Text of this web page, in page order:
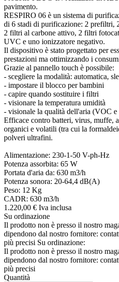
pavimento.
RESPIRO 06 è un sistema di
di 6 stadi di purificazione: 2 prefiltri,
2 filtri al carbone attivo, 2 filtri
UVC e uno ionizzatore negativo.
Il dispositivo è stato progettato per
prestazioni ma ottimizzando i
Grazie al pannello touch è possibile:
- scegliere la modalità: automatica,
- impostare il blocco per bambini
- capire quando sostituire i filtri
- visionare la temperatura umidità
- visionale la qualità dell'aria (VOC
Efficace contro batteri, virus, muffe,
organici e volatili (tra cui la
polveri ultrafini.
Alimentazione: 230-1-50 V-ph-Hz
Potenza assorbita: 65 W
Portata d'aria da: 630 m3/h
Potenza sonora: 20-64,4 dB(A)
Peso: 12 Kg
CADR: 630 m3/h
1.220,00 € Iva inclusa
Su ordinazione
Il prodotto non è presso il nostro
dipendono dal nostro fornitore:
più precisi Su ordinazione:
Il prodotto non è presso il nostro
dipendono dal nostro fornitore:
più precisi
Quantità